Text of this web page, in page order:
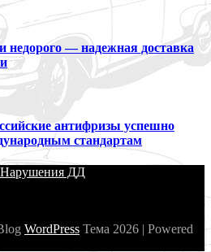
недорого — надежная доставка
антифризы успешно
стандартам
Нарушения ДД
WordPress Тема 2026 | Powered